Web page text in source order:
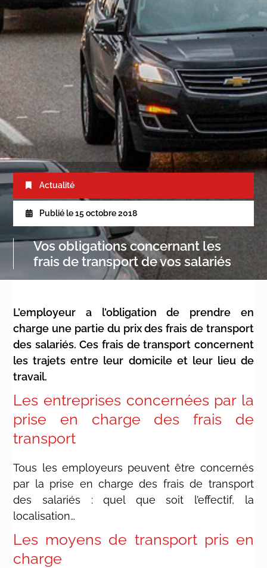
Actualité
Publié le 15 octobre 2018
Vos obligations concernant les
frais de transport de vos salariés
L’employeur a l’obligation de prendre en
charge une partie du prix des frais de transport
des salariés. Ces frais de transport concernent
les trajets entre leur domicile et leur lieu de
travail.
Les entreprises concernées par la
prise en charge des frais de
transport
Tous les employeurs peuvent être concernés
par la prise en charge des frais de transport
des salariés : quel que soit l’effectif, la
localisation…
Les moyens de transport pris en
charge